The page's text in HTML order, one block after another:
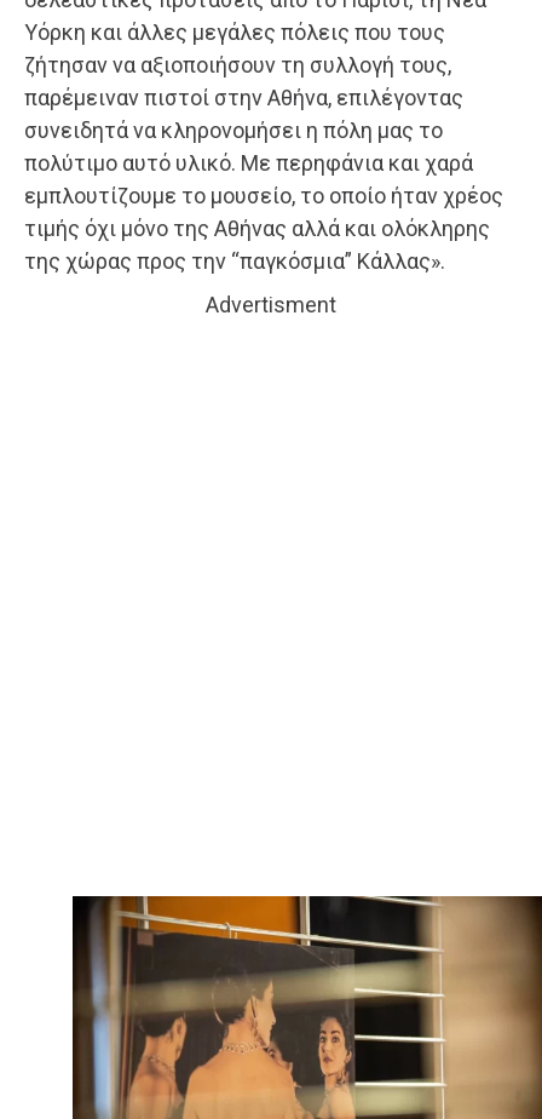
Υόρκη και άλλες μεγάλες πόλεις που τους
ζήτησαν να αξιοποιήσουν τη συλλογή τους,
παρέμειναν πιστοί στην Αθήνα, επιλέγοντας
συνειδητά να κληρονομήσει η πόλη μας το
πολύτιμο αυτό υλικό. Με περηφάνια και χαρά
εμπλουτίζουμε το μουσείο, το οποίο ήταν χρέος
τιμής όχι μόνο της Αθήνας αλλά και ολόκληρης
της χώρας προς την “παγκόσμια” Κάλλας».
Advertisment